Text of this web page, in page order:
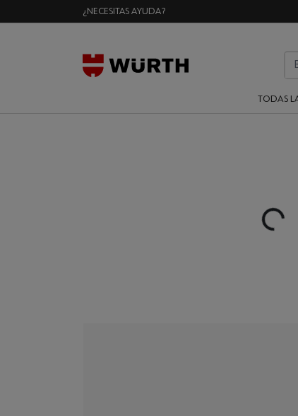
¿NECESITAS AYUDA?
TODAS
Loading...